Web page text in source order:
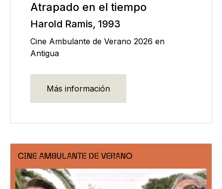
Atrapado en el tiempo
Harold Ramis, 1993
Cine Ambulante de Verano 2026 en
Antigua
Más información
CINE AMBULANTE DE VERANO